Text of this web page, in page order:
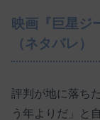
映画『巨星ジ
（ネタバレ）
評判が地に落ち
う年よりだ」と